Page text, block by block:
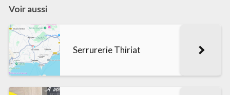
Voir aussi
Serrurerie Thiriat